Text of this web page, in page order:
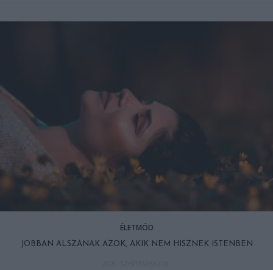
ÉLETMÓD
JOBBAN ALSZANAK AZOK, AKIK NEM HISZNEK ISTENBEN